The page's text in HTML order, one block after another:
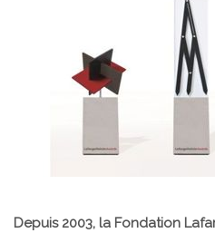
Depuis 2003, la Fondation